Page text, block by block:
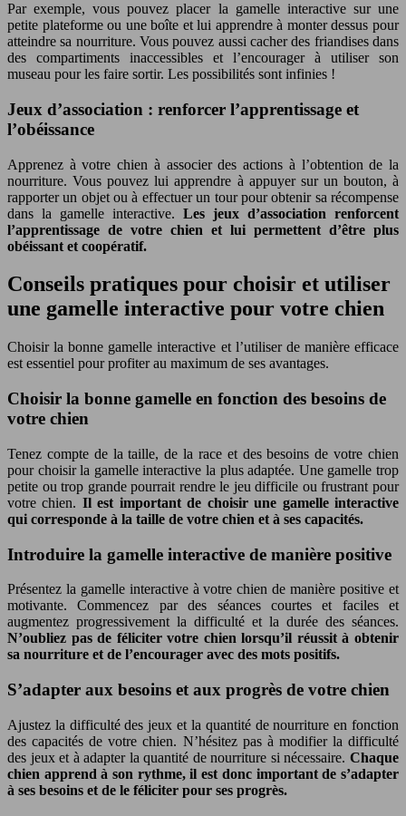
Par exemple, vous pouvez placer la gamelle interactive sur une
petite plateforme ou une boîte et lui apprendre à monter dessus pour
atteindre sa nourriture. Vous pouvez aussi cacher des friandises dans
des compartiments inaccessibles et l’encourager à utiliser son
museau pour les faire sortir. Les possibilités sont infinies !
Jeux d’association : renforcer l’apprentissage et
l’obéissance
Apprenez à votre chien à associer des actions à l’obtention de la
nourriture. Vous pouvez lui apprendre à appuyer sur un bouton, à
rapporter un objet ou à effectuer un tour pour obtenir sa récompense
dans la gamelle interactive. Les jeux d’association renforcent
l’apprentissage de votre chien et lui permettent d’être plus
obéissant et coopératif.
Conseils pratiques pour choisir et utiliser
une gamelle interactive pour votre chien
Choisir la bonne gamelle interactive et l’utiliser de manière efficace
est essentiel pour profiter au maximum de ses avantages.
Choisir la bonne gamelle en fonction des besoins de
votre chien
Tenez compte de la taille, de la race et des besoins de votre chien
pour choisir la gamelle interactive la plus adaptée. Une gamelle trop
petite ou trop grande pourrait rendre le jeu difficile ou frustrant pour
votre chien. Il est important de choisir une gamelle interactive
qui corresponde à la taille de votre chien et à ses capacités.
Introduire la gamelle interactive de manière positive
Présentez la gamelle interactive à votre chien de manière positive et
motivante. Commencez par des séances courtes et faciles et
augmentez progressivement la difficulté et la durée des séances.
N’oubliez pas de féliciter votre chien lorsqu’il réussit à obtenir
sa nourriture et de l’encourager avec des mots positifs.
S’adapter aux besoins et aux progrès de votre chien
Ajustez la difficulté des jeux et la quantité de nourriture en fonction
des capacités de votre chien. N’hésitez pas à modifier la difficulté
des jeux et à adapter la quantité de nourriture si nécessaire. Chaque
chien apprend à son rythme, il est donc important de s’adapter
à ses besoins et de le féliciter pour ses progrès.